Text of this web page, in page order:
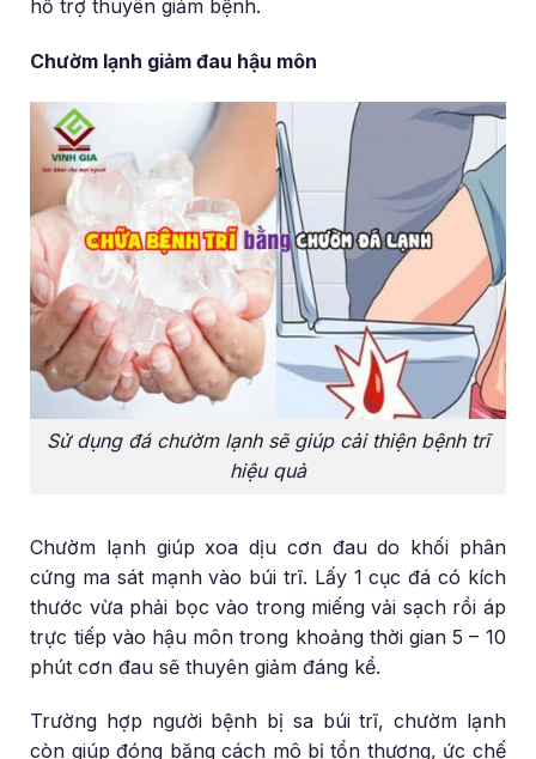
hỗ trợ thuyên giảm bệnh.
Chườm lạnh giảm đau hậu môn
Sử dụng đá chườm lạnh sẽ giúp cải thiện bệnh trĩ
hiệu quả
Chườm lạnh giúp xoa dịu cơn đau do khối phân
cứng ma sát mạnh vào búi trĩ. Lấy 1 cục đá có kích
thước vừa phải bọc vào trong miếng vải sạch rồi áp
trực tiếp vào hậu môn trong khoảng thời gian 5 – 10
phút cơn đau sẽ thuyên giảm đáng kể.
Trường hợp người bệnh bị sa búi trĩ, chườm lạnh
còn giúp đóng băng cách mô bị tổn thương, ức chế